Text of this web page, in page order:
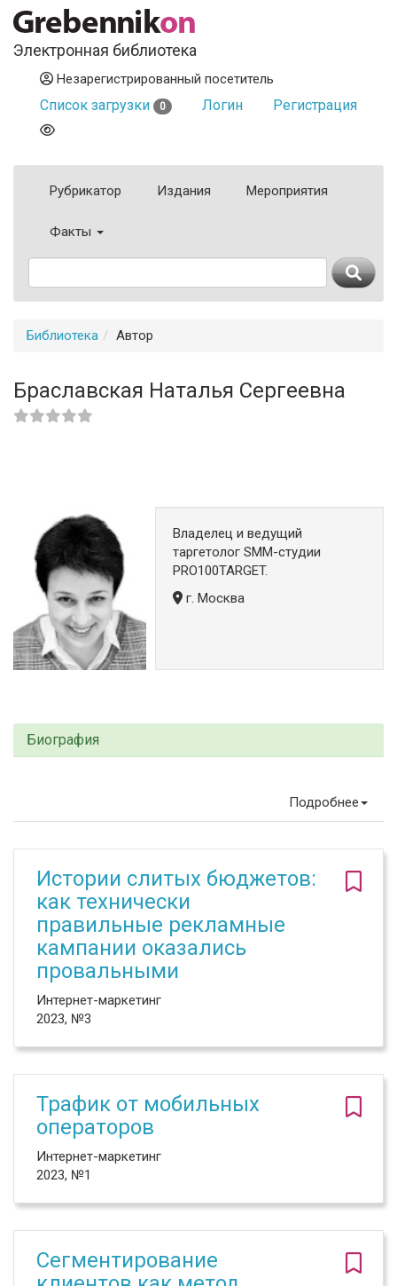
Электронная библиотека
Незарегистрированный посетитель
Список загрузки 0 Логин Регистрация
Рубрикатор Издания Мероприятия
Факты
Библиотека Автор
Браславская Наталья Сергеевна
Владелец и ведущий
таргетолог SMM-студии
PRO100TARGET.
г. Москва
Биография
Подробнее
Истории слитых бюджетов:
как технически
правильные рекламные
кампании оказались
провальными
Интернет-маркетинг
2023, №3
Трафик от мобильных
операторов
Интернет-маркетинг
2023, №1
Сегментирование